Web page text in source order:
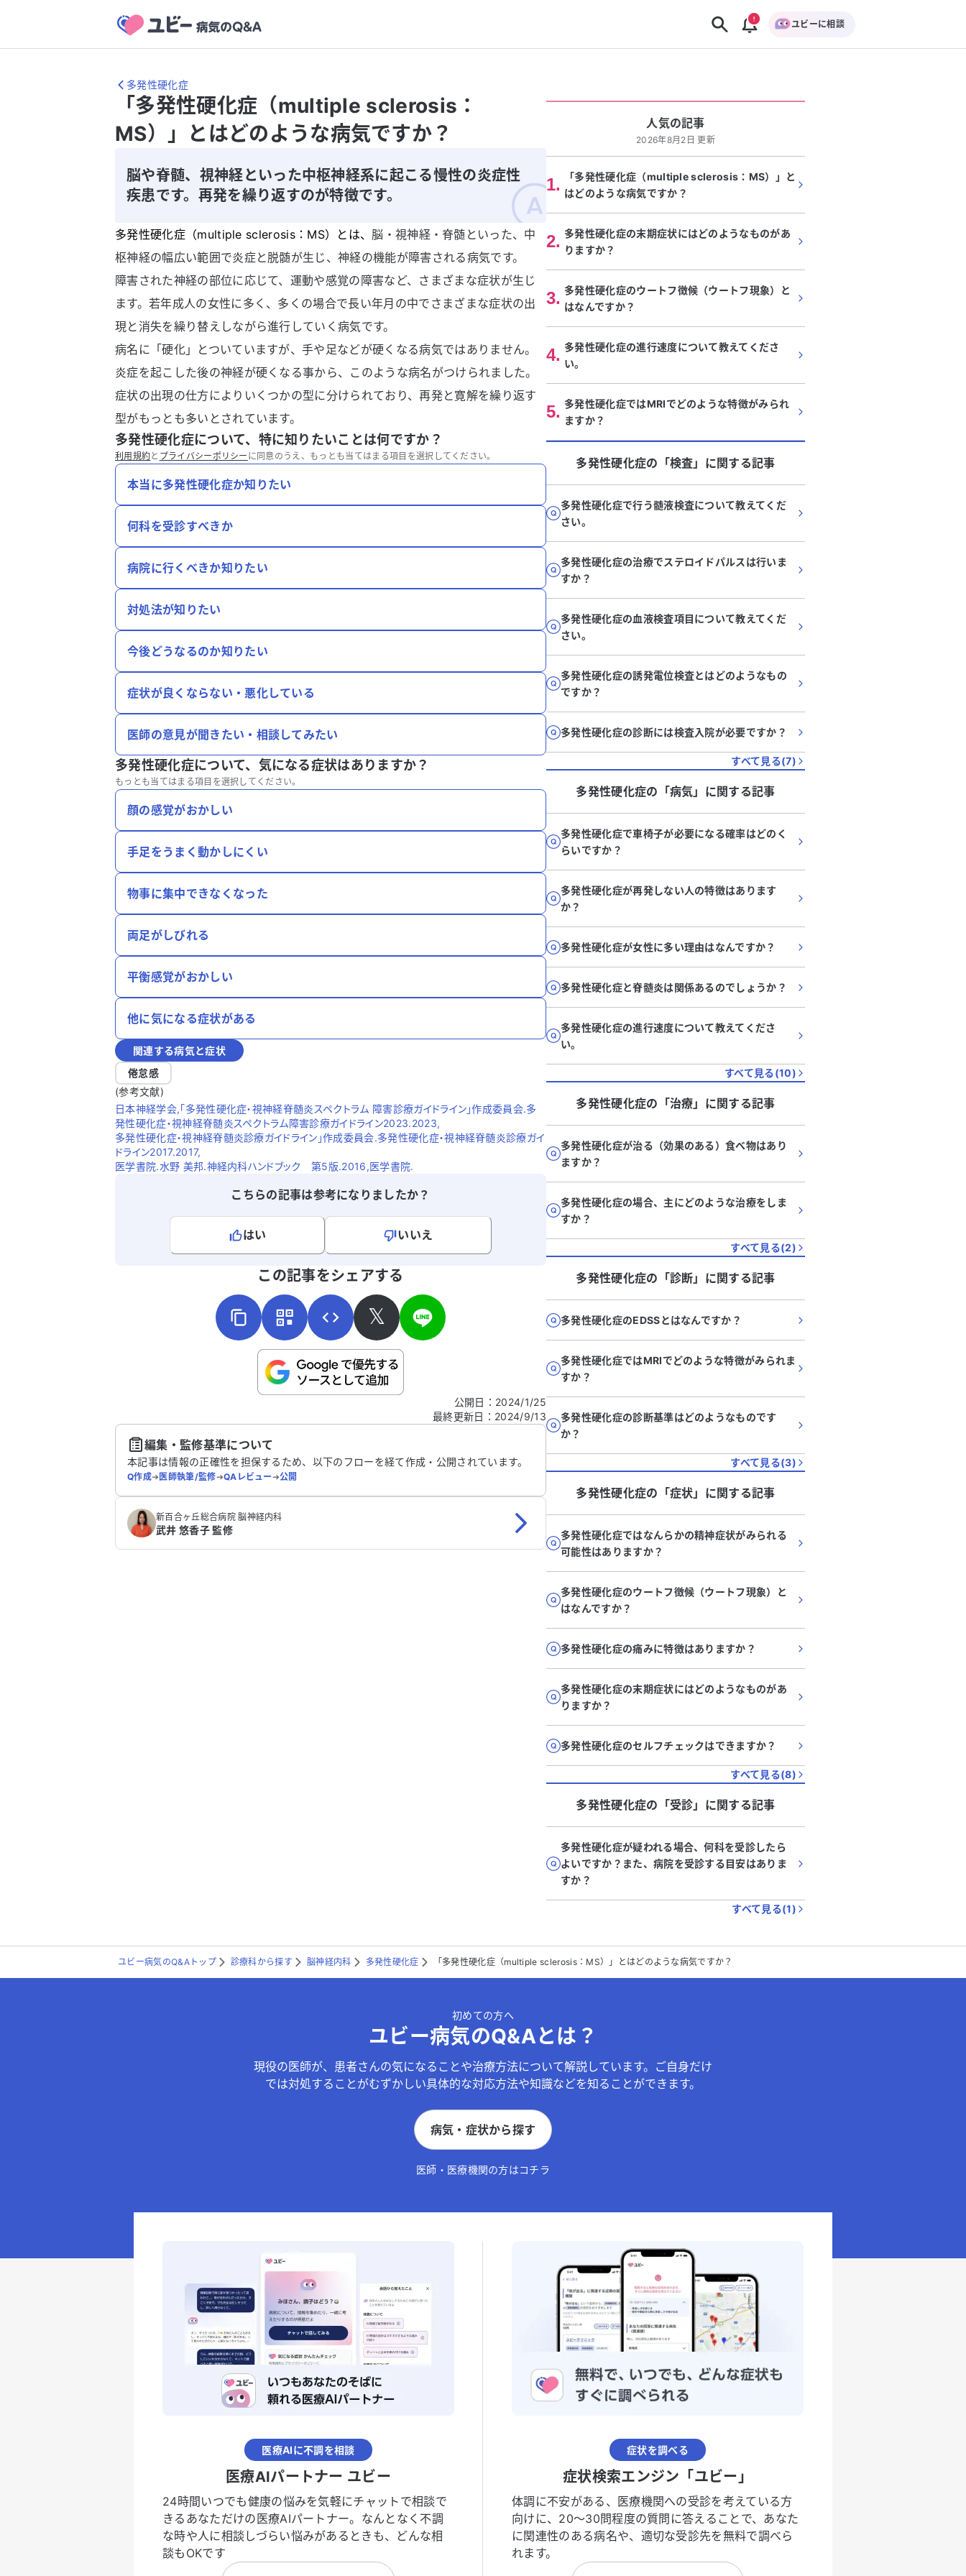
ユビーに相談
多発性硬化症
「多発性硬化症（multiple sclerosis：
MS）」とはどのような病気ですか？
脳や脊髄、視神経といった中枢神経系に起こる慢性の炎症性
疾患です。再発を繰り返すのが特徴です。
多発性硬化症（multiple sclerosis：MS）とは、 脳・視神経・脊髄といった、中
枢神経の幅広い範囲で炎症と脱髄が生じ、神経の機能が障害される病気です。
障害された神経の部位に応じて、運動や感覚の障害など、さまざまな症状が生じ
ます。若年成人の女性に多く、多くの場合で長い年月の中でさまざまな症状の出
現と消失を繰り替えしながら進行していく病気です。
病名に「硬化」とついていますが、手や足などが硬くなる病気ではありません。
炎症を起こした後の神経が硬くなる事から、このような病名がつけられました。
症状の出現の仕方によりいくつかの型に分けられており、再発と寛解を繰り返す
型がもっとも多いとされています。
多発性硬化症について、特に知りたいことは何ですか？
利用規約と プライバシーポリシー に同意のうえ、もっとも当てはまる項目を選択してください。
本当に多発性硬化症か知りたい
何科を受診すべきか
病院に行くべきか知りたい
対処法が知りたい
今後どうなるのか知りたい
症状が良くならない・悪化している
医師の意見が聞きたい・相談してみたい
多発性硬化症について、 気になる症状はありますか？
もっとも当てはまる項目を選択してください。
顔の感覚がおかしい
手足をうまく動かしにくい
物事に集中できなくなった
両足がしびれる
平衡感覚がおかしい
他に気になる症状がある
関連する病気と症状
倦怠感
(参考文献)
日本神経学会,「多発性硬化症・視神経脊髄炎スペクトラム 障害診療ガイドライン」作成委員会.多
発性硬化症・視神経脊髄炎スペクトラム障害診療ガイドライン2023.2023,
多発性硬化症・視神経脊髄炎診療ガイドライン」作成委員会.多発性硬化症・視神経脊髄炎診療ガイ
ドライン2017.2017,
医学書院.水野 美邦.神経内科ハンドブック 第5版.2016,医学書院.
こちらの記事は参考になりましたか？
はい
いいえ
こちらは送信専用のフォームです。氏名やご自身の病気の詳細などの個人情報は入れないでくだ
この記事をシェアする
𝕏
公開日 ： 2024/1/25
最終更新日 ： 2024/9/13
編集・監修基準について
本記事は情報の正確性を担保するため、以下のフローを経て作成・公開されています。
Q作成➔医師執筆/監修➔QAレビュー➔公開
新百合ヶ丘総合病院 脳神経内科
武井 悠香子 監修
人気の記事
2026年8月2日 更新
1.
「多発性硬化症（multiple sclerosis：MS）」と
はどのような病気ですか？
2. 多発性硬化症の末期症状にはどのようなものがあ
りますか？
3. 多発性硬化症のウートフ徴候（ウートフ現象）と
はなんですか？
4. 多発性硬化症の進行速度について教えてくださ
い。
5. 多発性硬化症ではMRIでどのような特徴がみられ
ますか？
多発性硬化症の「検査」に関する記事
多発性硬化症で行う髄液検査について教えてくだ
さい。
多発性硬化症の治療でステロイドパルスは行いま
すか？
多発性硬化症の血液検査項目について教えてくだ
さい。
多発性硬化症の誘発電位検査とはどのようなもの
ですか？
多発性硬化症の診断には検査入院が必要ですか？
すべて見る(7)
多発性硬化症の「病気」に関する記事
多発性硬化症で車椅子が必要になる確率はどのく
らいですか？
多発性硬化症が再発しない人の特徴はあります
か？
多発性硬化症が女性に多い理由はなんですか？
多発性硬化症と脊髄炎は関係あるのでしょうか？
多発性硬化症の進行速度について教えてくださ
い。
すべて見る(10)
多発性硬化症の「治療」に関する記事
多発性硬化症が治る（効果のある）食べ物はあり
ますか？
多発性硬化症の場合、主にどのような治療をしま
すか？
すべて見る(2)
多発性硬化症の「診断」に関する記事
多発性硬化症のEDSSとはなんですか？
多発性硬化症ではMRIでどのような特徴がみられま
すか？
多発性硬化症の診断基準はどのようなものです
か？
すべて見る(3)
多発性硬化症の「症状」に関する記事
多発性硬化症ではなんらかの精神症状がみられる
可能性はありますか？
多発性硬化症のウートフ徴候（ウートフ現象）と
はなんですか？
多発性硬化症の痛みに特徴はありますか？
多発性硬化症の末期症状にはどのようなものがあ
りますか？
多発性硬化症のセルフチェックはできますか？
すべて見る(8)
多発性硬化症の「受診」に関する記事
多発性硬化症が疑われる場合、何科を受診したら
よいですか？また、病院を受診する目安はありま
すか？
すべて見る(1)
ユビー病気のQ&Aトップ 診療科から探す 脳神経内科 多発性硬化症 「多発性硬化症（multiple sclerosis：MS）」とはどのような病気ですか？
初めての方へ
ユビー病気のQ&Aとは？
現役の医師が、患者さんの気になることや治療方法について解説しています。ご自身だけ
では対処することがむずかしい具体的な対応方法や知識などを知ることができます。
病気・症状から探す
医師・医療機関の方はコチラ
医療AIに不調を相談
医療AIパートナー ユビー
24時間いつでも健康の悩みを気軽にチャットで相談で
きるあなただけの医療AIパートナー。なんとなく不調
な時や人に相談しづらい悩みがあるときも、どんな相
談もOKです
症状を調べる
症状検索エンジン「ユビー」
体調に不安がある、医療機関への受診を考えている方
向けに、20〜30問程度の質問に答えることで、あなた
に関連性のある病名や、適切な受診先を無料で調べら
れます。